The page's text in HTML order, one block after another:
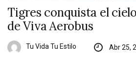
Tigres conquista el
de Viva Aerobus
Tu Vida Tu Estilo Abr 25,